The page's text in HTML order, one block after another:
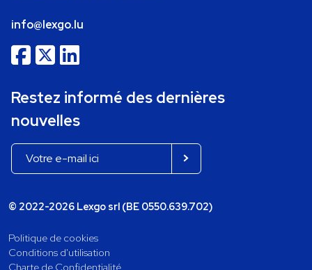
info@lexgo.lu
Restez informé des dernières
nouvelles
© 2022-2026 Lexgo srl (BE 0550.639.702)
Politique de cookies
Conditions d'utilisation
Charte de Confidentialité